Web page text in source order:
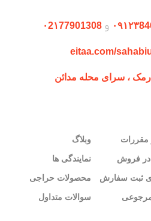
و۰2۱77901308
eitaa.com/
، سرای محله مدائن
مقررات
در فروش
ثبت سفارش
وبلاگ
نمایندگی ها
محصولات حراجی
سوالات متداول